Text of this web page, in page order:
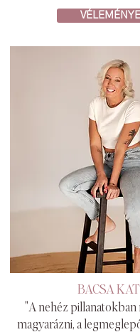
BACSA
"A nehéz pillanatokban
magyarázni, a